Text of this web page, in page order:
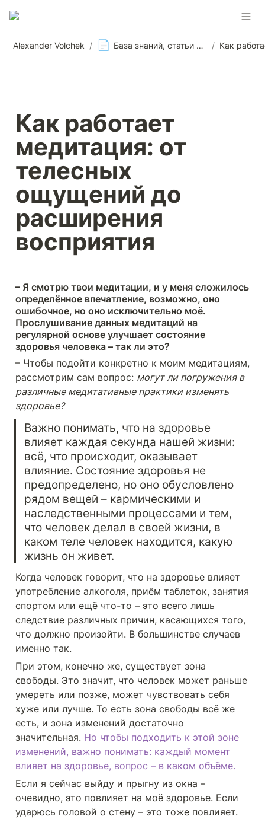
Alexander Volchek / 📄 База знаний, статьи и материалы, новости /
Как работает
медитация: от
телесных
ощущений до
расширения
восприятия
– Я смотрю твои медитации, и у меня сложилось
определённое впечатление, возможно, оно
ошибочное, но оно исключительно моё.
Прослушивание данных медитаций на
регулярной основе улучшает состояние
здоровья человека – так ли это?
– Чтобы подойти конкретно к моим медитациям,
рассмотрим сам вопрос: могут ли погружения в
различные медитативные практики изменять
здоровье?
Важно понимать, что на здоровье
влияет каждая секунда нашей жизни:
всё, что происходит, оказывает
влияние. Состояние здоровья не
предопределено, но оно обусловлено
рядом вещей – кармическими и
наследственными процессами и тем,
что человек делал в своей жизни, в
каком теле человек находится, какую
жизнь он живет.
Когда человек говорит, что на здоровье влияет
употребление алкоголя, приём таблеток, занятия
спортом или ещё что-то – это всего лишь
следствие различных причин, касающихся того,
что должно произойти. В большинстве случаев
именно так.
При этом, конечно же, существует зона
свободы. Это значит, что человек может раньше
умереть или позже, может чувствовать себя
хуже или лучше. То есть зона свободы всё же
есть, и зона изменений достаточно
значительная. Но чтобы подходить к этой зоне
изменений, важно понимать: каждый момент
влияет на здоровье, вопрос – в каком объёме.
Если я сейчас выйду и прыгну из окна –
очевидно, это повлияет на моё здоровье. Если
ударюсь головой о стену – это тоже повлияет.